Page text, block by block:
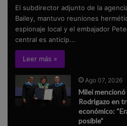
El subdirector adjunto de la
Bailey, mantuvo reuniones
espionaje local y el embajador
central es anticip...
Leer más »
Ago 07, 2026
Milei
Rodrigazo en
económico:
posible”